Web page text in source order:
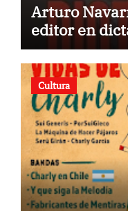
Arturo
editor en
Cultura